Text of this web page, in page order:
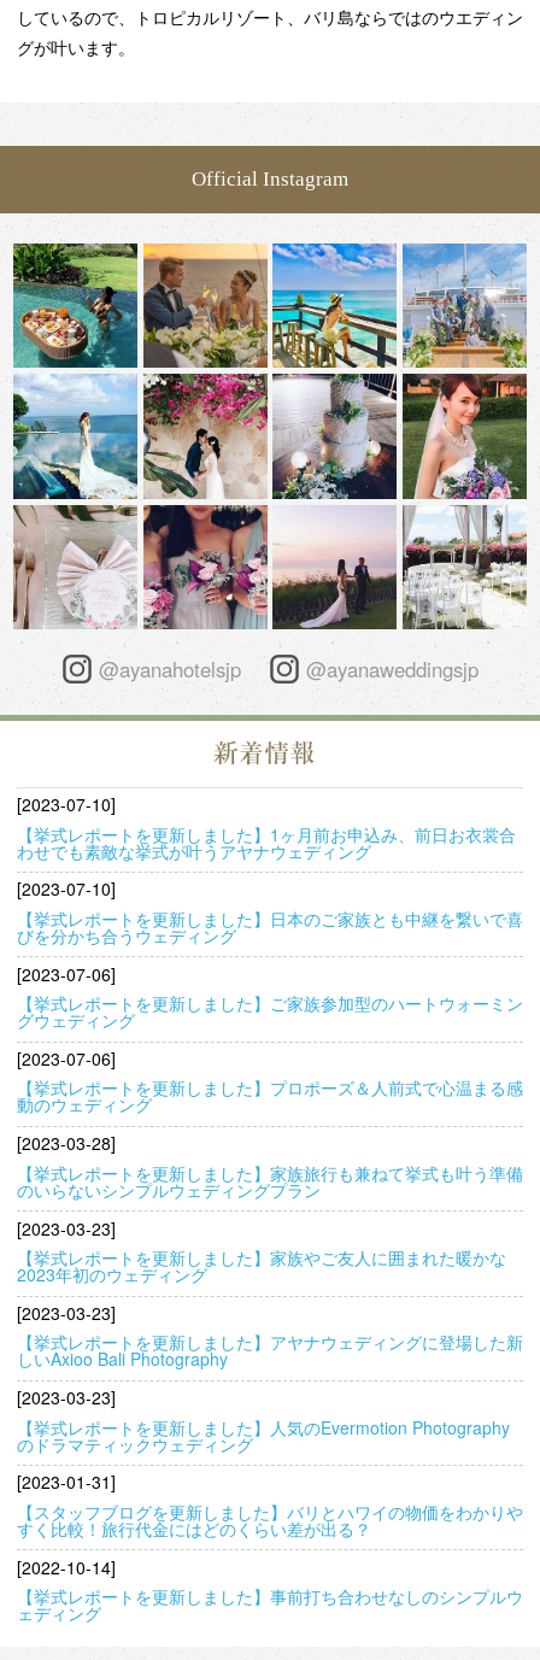
しているので、トロピカルリゾート、バリ島ならではのウエディン
グが叶います。
Official Instagram
@ayanahotelsjp @ayanaweddingsjp
[2023-07-10]
【挙式レポートを更新しました】1ヶ月前お申込み、前日お衣裳合
わせでも素敵な挙式が叶うアヤナウェディング
[2023-07-10]
【挙式レポートを更新しました】日本のご家族とも中継を繋いで喜
びを分かち合うウェディング
[2023-07-06]
【挙式レポートを更新しました】ご家族参加型のハートウォーミン
グウェディング
[2023-07-06]
【挙式レポートを更新しました】プロポーズ＆人前式で心温まる感
動のウェディング
[2023-03-28]
【挙式レポートを更新しました】家族旅行も兼ねて挙式も叶う準備
のいらないシンプルウェディングプラン
[2023-03-23]
【挙式レポートを更新しました】家族やご友人に囲まれた暖かな
2023年初のウェディング
[2023-03-23]
【挙式レポートを更新しました】アヤナウェディングに登場した新
しいAxioo Bali Photography
[2023-03-23]
【挙式レポートを更新しました】人気のEvermotion Photography
のドラマティックウェディング
[2023-01-31]
【スタッフブログを更新しました】バリとハワイの物価をわかりや
すく比較！旅行代金にはどのくらい差が出る？
[2022-10-14]
【挙式レポートを更新しました】事前打ち合わせなしのシンプルウ
ェディング